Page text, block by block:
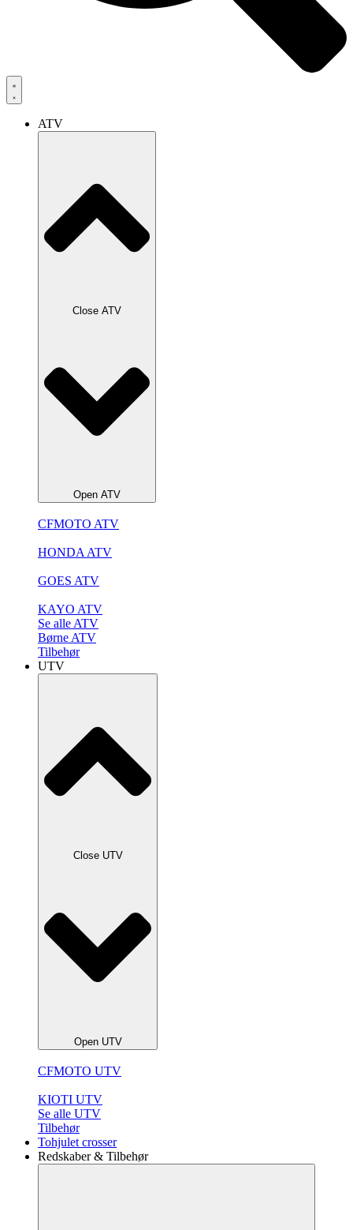
ATV
Close ATV
Open ATV
CFMOTO ATV
HONDA ATV
GOES ATV
KAYO ATV
Se alle ATV
Børne ATV
Tilbehør
UTV
Close UTV
Open UTV
CFMOTO UTV
KIOTI UTV
Se alle UTV
Tilbehør
Tohjulet crosser
Redskaber & Tilbehør